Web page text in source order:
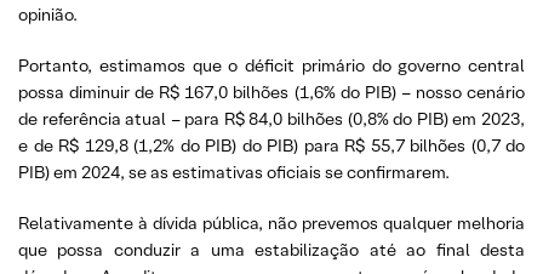
opinião.
Portanto, estimamos que o déficit primário do governo central
possa diminuir de R$ 167,0 bilhões (1,6% do PIB) – nosso cenário
de referência atual – para R$ 84,0 bilhões (0,8% do PIB) em 2023,
e de R$ 129,8 (1,2% do PIB) do PIB) para R$ 55,7 bilhões (0,7 do
PIB) em 2024, se as estimativas oficiais se confirmarem.
Relativamente à dívida pública, não prevemos qualquer melhoria
que possa conduzir a uma estabilização até ao final desta